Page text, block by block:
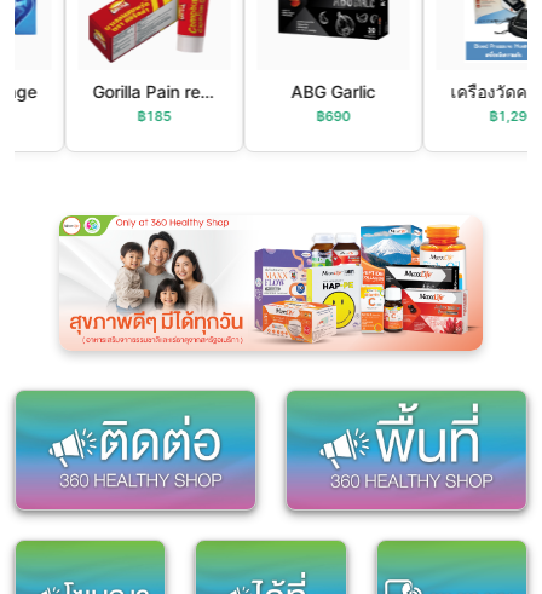
Gorilla Pain relief
฿185
ABG Garlic
฿690 ฿1,290